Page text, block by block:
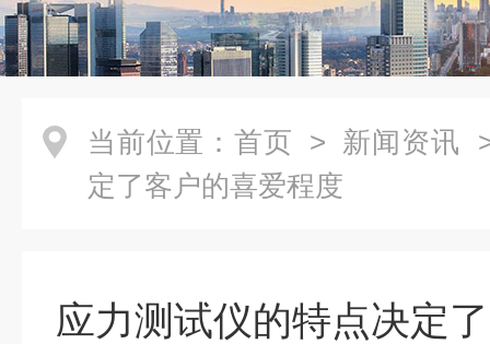
当前位置： 首页 > 新闻资讯
定了客户的喜爱程度
应力测试仪的特点决定